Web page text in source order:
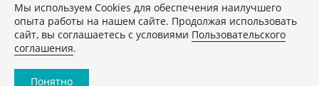
Мы используем Сookies для обеспечения наилучшего
опыта работы на нашем сайте. Продолжая использовать
сайт, вы соглашаетесь с условиями Пользовательского
соглашения.
Понятно